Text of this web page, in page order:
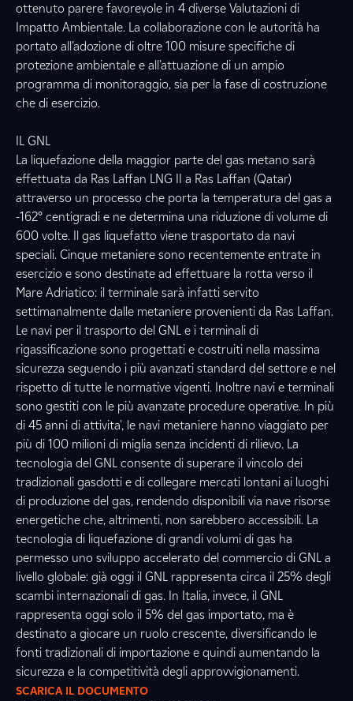
ottenuto parere favorevole in 4 diverse Valutazioni di
Impatto Ambientale. La collaborazione con le autorità ha
portato all’adozione di oltre 100 misure specifiche di
protezione ambientale e all’attuazione di un ampio
programma di monitoraggio, sia per la fase di costruzione
che di esercizio.
IL GNL
La liquefazione della maggior parte del gas metano sarà
effettuata da Ras Laffan LNG II a Ras Laffan (Qatar)
attraverso un processo che porta la temperatura del gas a
-162° centigradi e ne determina una riduzione di volume di
600 volte. Il gas liquefatto viene trasportato da navi
speciali. Cinque metaniere sono recentemente entrate in
esercizio e sono destinate ad effettuare la rotta verso il
Mare Adriatico: il terminale sarà infatti servito
settimanalmente dalle metaniere provenienti da Ras Laffan.
Le navi per il trasporto del GNL e i terminali di
rigassificazione sono progettati e costruiti nella massima
sicurezza seguendo i più avanzati standard del settore e nel
rispetto di tutte le normative vigenti. Inoltre navi e terminali
sono gestiti con le più avanzate procedure operative. In più
di 45 anni di attivita', le navi metaniere hanno viaggiato per
più di 100 milioni di miglia senza incidenti di rilievo. La
tecnologia del GNL consente di superare il vincolo dei
tradizionali gasdotti e di collegare mercati lontani ai luoghi
di produzione del gas, rendendo disponibili via nave risorse
energetiche che, altrimenti, non sarebbero accessibili. La
tecnologia di liquefazione di grandi volumi di gas ha
permesso uno sviluppo accelerato del commercio di GNL a
livello globale: già oggi il GNL rappresenta circa il 25% degli
scambi internazionali di gas. In Italia, invece, il GNL
rappresenta oggi solo il 5% del gas importato, ma è
destinato a giocare un ruolo crescente, diversificando le
fonti tradizionali di importazione e quindi aumentando la
sicurezza e la competitività degli approvvigionamenti.
SCARICA IL DOCUMENTO